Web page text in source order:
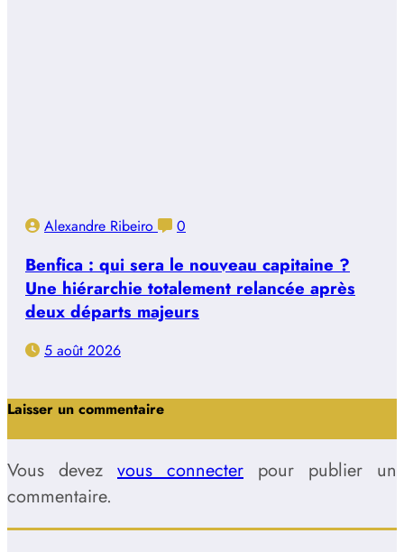
Alexandre Ribeiro 0
Benfica : qui sera le nouveau capitaine ?
Une hiérarchie totalement relancée après
deux départs majeurs
5 août 2026
Laisser un commentaire
Vous devez vous connecter pour publier un
commentaire.